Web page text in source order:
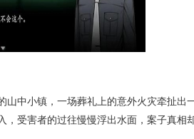
山中小镇，一场葬礼上的意外火灾牵扯出
，受害者的过往慢慢浮出水面，案子真